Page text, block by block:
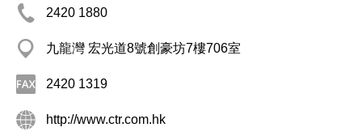
2420 1880
九龍灣 宏光道8號創豪坊7樓706室
2420 1319
http://www.ctr.com.hk